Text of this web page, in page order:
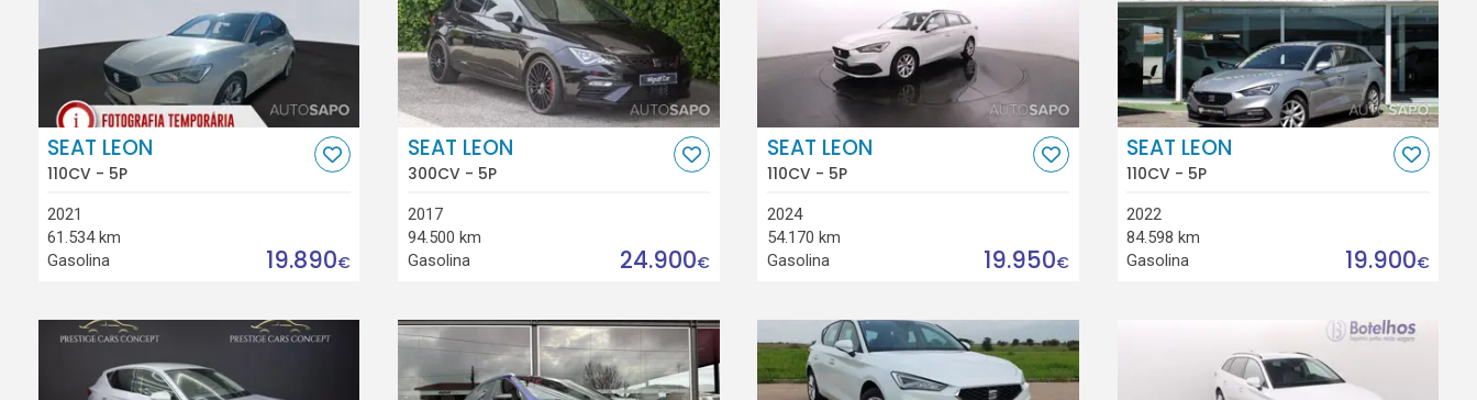
SEAT LEON
110CV - 5P
2021
61.534 km
Gasolina
19.890€
SEAT LEON
300CV - 5P
2017
94.500 km
Gasolina
24.900€
SEAT LEON
110CV - 5P
2024
54.170 km
Gasolina
19.950€
SEAT LEON
110CV - 5P
2022
84.598 km
Gasolina
19.900€